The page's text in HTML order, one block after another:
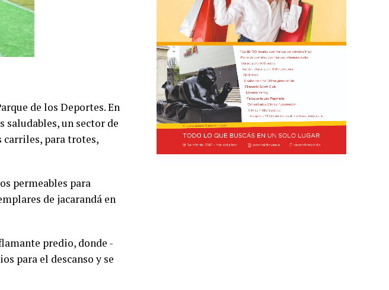
de los Deportes. En
saludables, un sector de
carriles, para trotes,
permeables para
de jacarandá en
predio, donde -
para el descanso y se